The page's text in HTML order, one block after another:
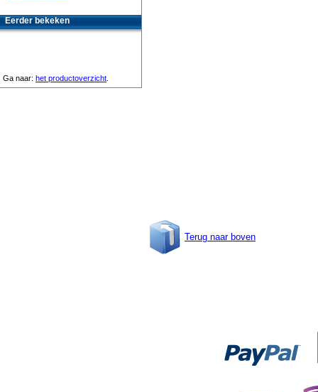
Terug naar boven
Eerder bekeken
Ga naar: het productoverzicht